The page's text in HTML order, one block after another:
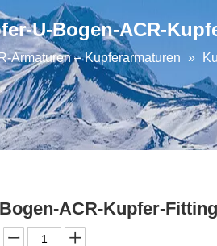
U-Bogen-ACR-
Armaturen – Kupferarmaturen »
ACR-Kupfer-